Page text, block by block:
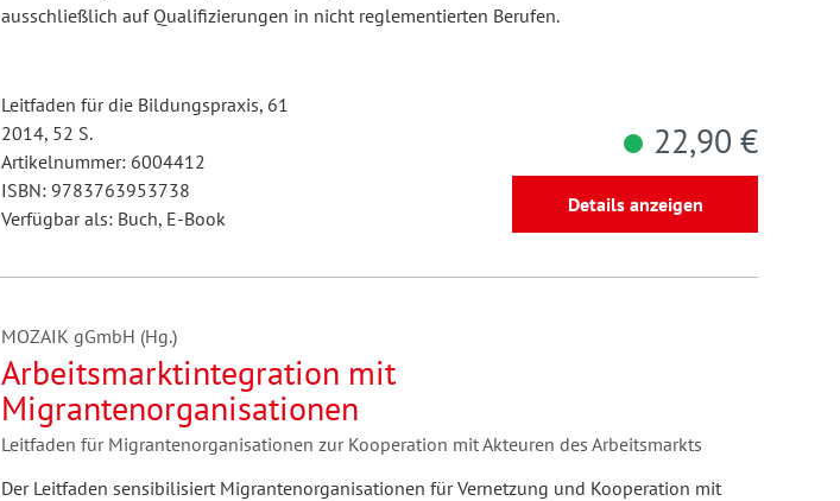
ausschließlich auf Qualifizierungen in nicht reglementierten Berufen.
Leitfaden für die Bildungspraxis, 61
2014, 52 S.
Artikelnummer: 6004412
ISBN: 9783763953738
Verfügbar als: Buch, E-Book
22,90 €
Details anzeigen
MOZAIK gGmbH (Hg.)
Arbeitsmarktintegration mit
Migrantenorganisationen
Leitfaden für Migrantenorganisationen zur Kooperation mit Akteuren des Arbeitsmarkts
Der Leitfaden sensibilisiert Migrantenorganisationen für Vernetzung und Kooperation mit